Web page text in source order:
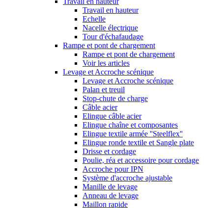
Travail en hauteur
Echelle
Nacelle électrique
Tour d'échafaudage
Rampe et pont de chargement
Rampe et pont de chargement
Voir les articles
Levage et Accroche scénique
Levage et Accroche scénique
Palan et treuil
Stop-chute de charge
Câble acier
Elingue câble acier
Elingue chaîne et composantes
Elingue textile armée ''Steelflex''
Elingue ronde textile et Sangle plate
Drisse et cordage
Poulie, réa et accessoire pour cordage
Accroche pour IPN
Système d'accroche ajustable
Manille de levage
Anneau de levage
Maillon rapide